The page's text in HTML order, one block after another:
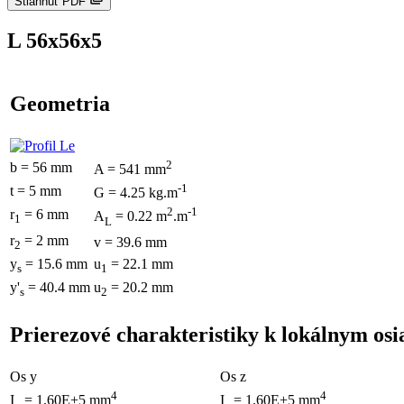
L 56x56x5
Geometria
b = 56 mm A = 541 mm2
t = 5 mm G = 4.25 kg.m-1
r1 = 6 mm AL = 0.22 m2.m-1
r2 = 2 mm
v = 39.6 mm
ys = 15.6 mm u1 = 22.1 mm
y's = 40.4 mm u2 = 20.2 mm
Prierezové charakteristiky k lokálnym
Os y
Os z
I
= 1.60E+5 mm4 I = 1.60E+5 mm4